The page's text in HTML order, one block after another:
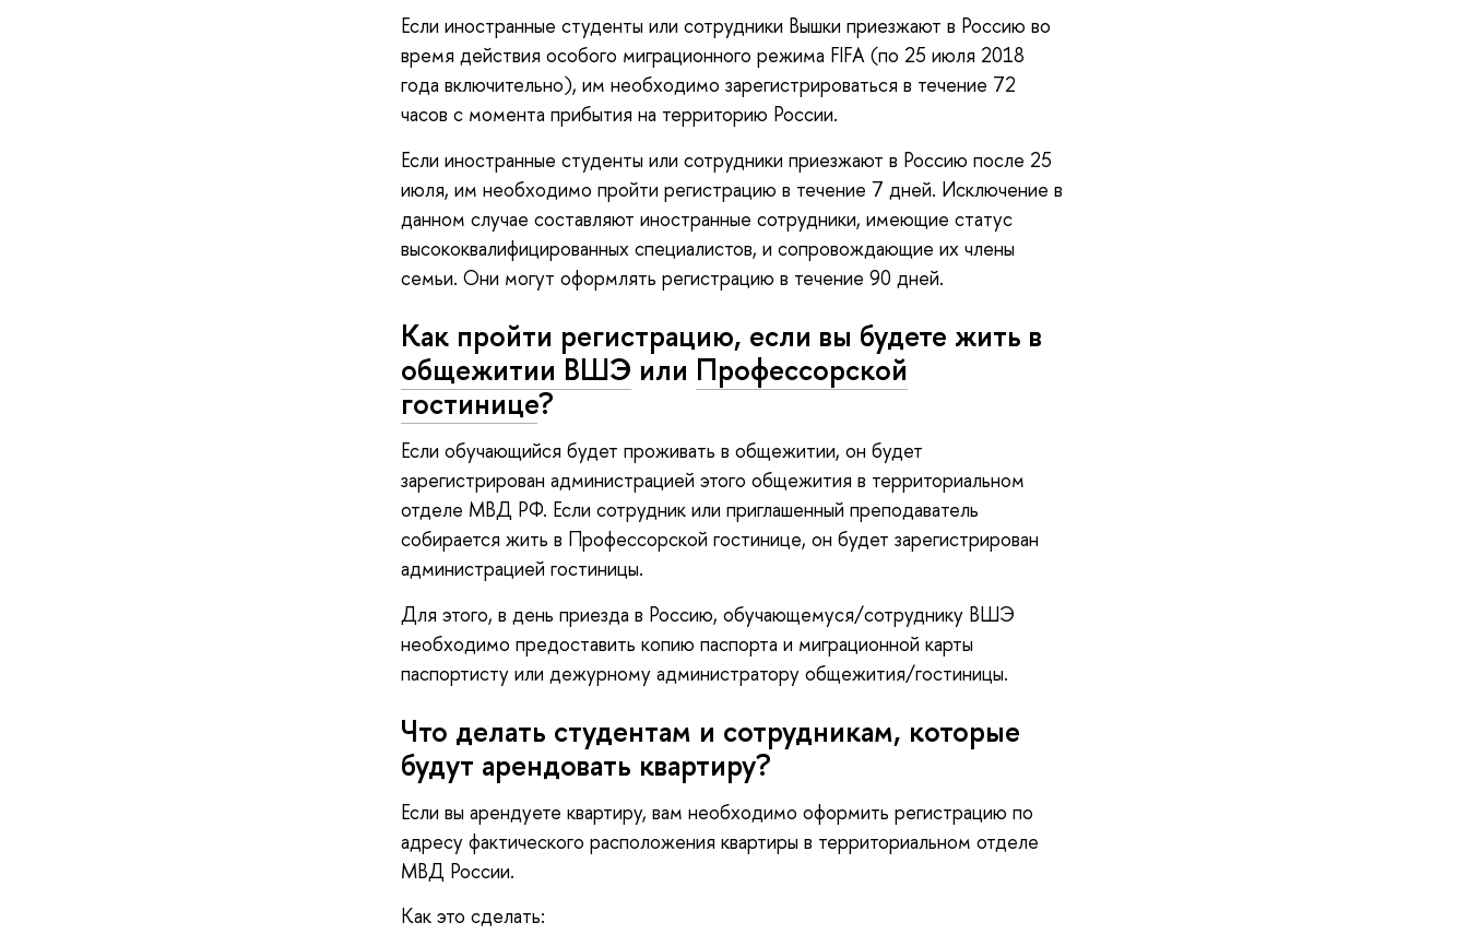
Если иностранные студенты или сотрудники Вышки приезжают в Россию во
время действия особого миграционного режима FIFA (по 25 июля 2018
года включительно), им необходимо зарегистрироваться в течение 72
часов с момента прибытия на территорию России.
Если иностранные студенты или сотрудники приезжают в Россию после 25
июля, им необходимо пройти регистрацию в течение 7 дней. Исключение в
данном случае составляют иностранные сотрудники, имеющие статус
высококвалифицированных специалистов, и сопровождающие их члены
семьи. Они могут оформлять регистрацию в течение 90 дней.
Как пройти регистрацию, если вы будете жить в
общежитии ВШЭ или Профессорской
гостинице?
Если обучающийся будет проживать в общежитии, он будет
зарегистрирован администрацией этого общежития в территориальном
отделе МВД РФ. Если сотрудник или приглашенный преподаватель
собирается жить в Профессорской гостинице, он будет зарегистрирован
администрацией гостиницы.
Для этого, в день приезда в Россию, обучающемуся/сотруднику ВШЭ
необходимо предоставить копию паспорта и миграционной карты
паспортисту или дежурному администратору общежития/гостиницы.
Что делать студентам и сотрудникам, которые
будут арендовать квартиру?
Если вы арендуете квартиру, вам необходимо оформить регистрацию по
адресу фактического расположения квартиры в территориальном отделе
МВД России.
Как это сделать: